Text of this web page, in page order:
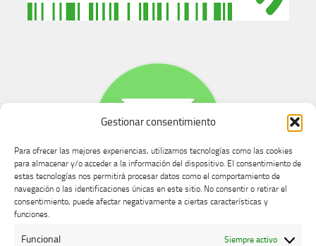
Gestionar consentimiento
Para ofrecer las mejores experiencias, utilizamos tecnologías como las cookies
para almacenar y/o acceder a la información del dispositivo. El consentimiento de
estas tecnologías nos permitirá procesar datos como el comportamiento de
navegación o las identificaciones únicas en este sitio. No consentir o retirar el
consentimiento, puede afectar negativamente a ciertas características y
funciones.
Funcional Siempre activo
Buzón de dudas, quejas y sugerencias